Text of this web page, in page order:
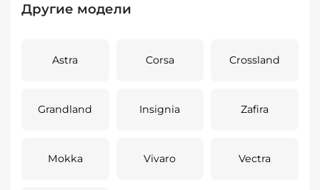
Другие модели
Astra Corsa Crossland
Grandland Insignia Zafira
Mokka Vivaro Vectra